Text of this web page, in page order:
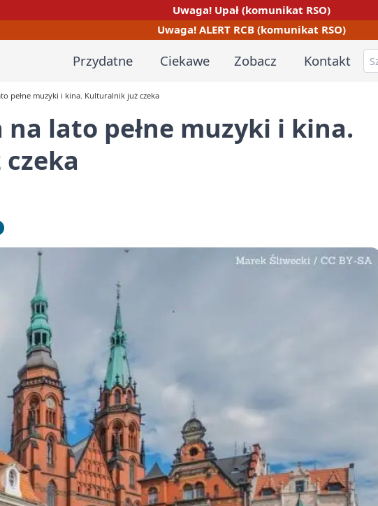
Uwaga! Upał (komunikat RSO)
Uwaga! ALERT RCB (komunikat RSO)
Przydatne Ciekawe Zobacz Kontakt
pełne muzyki i kina. Kulturalnik już czeka
lato pełne muzyki i kina.